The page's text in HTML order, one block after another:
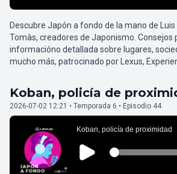
Descubre Japón a fondo de la mano de
Tomàs, creadores de Japonismo. Consejos
informacióno detallada sobre lugares,
mucho más, patrocinado por Lexus,
Koban, policía de
2026-07-02 12:21 • Temporada 6 • Episodio 44